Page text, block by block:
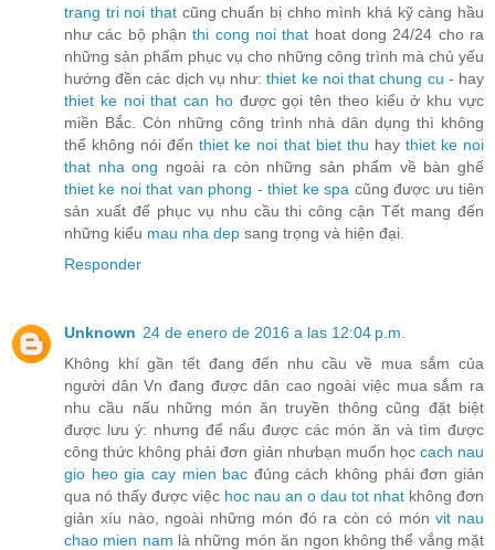
trang tri noi that cũng chuẩn bị chho mình khá kỹ càng hầu
như các bộ phậnthi cong noi that hoat dong 24/24 cho ra
những sản phẩm phục vụ cho những công trình mà chủ yếu
hướng đền các dịch vụ như:thiet ke noi that chung cu - hay
thiet ke noi that can hođược gọi tên theo kiểu ở khu vực
miền Bắc. Còn những công trình nhà dân dụng thì không
thể không nói đếnthiet ke noi that biet thu hay thiet ke noi
that nha ong ngoài ra còn những sản phẩm về bàn ghế
thiet ke noi that van phong -thiet ke spa cũng được ưu tiên
sản xuất để phục vụ nhu cầu thi công cận Tết mang đến
những kiểu mau nha dep sang trọng và hiện đại.
Responder
Unknown 24 de enero de 2016 a las 12:04 p.m.
Không khí gần tết đang đến nhu cầu về mua sắm của
người dân Vn đang được dân cao ngoài việc mua sắm ra
nhu cầu nấu những món ăn truyền thông cũng đặt biệt
được lưu ý: nhưng để nấu được các món ăn và tìm được
công thức không phải đơn giản nhưbạn muốn học cach nau
gio heo gia cay mien bac đúng cách không phải đơn giản
qua nó thấy được việc hoc nau an o dau tot nhat không đơn
giản xíu nào, ngoài những món đó ra còn có mónvit nau
chao mien nam là những món ăn ngon không thể vắng mặt